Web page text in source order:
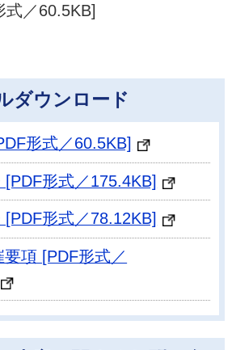
式／60.5KB]
ダウンロード
形式／60.5KB]
形式／175.4KB]
形式／78.12KB]
項 [PDF形式／